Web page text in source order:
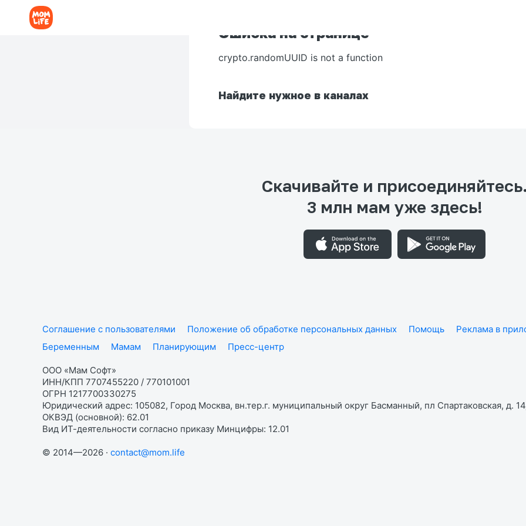
Ошибка на странице
crypto.randomUUID is not a function
Найдите нужное в каналах
Скачивайте и присоединяйтесь.
3 млн мам уже здесь!
Соглашение с пользователями Положение об обработке персональных данных Помощь Реклама в
Беременным
Мамам Планирующим Пресс-центр
ООО «Мам Софт»
ИНН/КПП 7707455220 / 770101001
ОГРН 1217700330275
Юридический адрес: 105082, Город Москва, вн.тер.г. муниципальный округ Басманный, пл Спартаковская, д.
ОКВЭД (основной): 62.01
Вид ИТ-деятельности согласно приказу Минцифры: 12.01
© 2014—2026 · contact@mom.life